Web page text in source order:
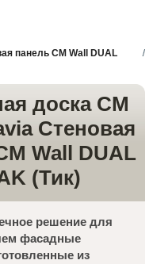
панель CM Wall DUAL
доска CM
Стеновая
Wall DUAL
(Тик)
решение для
фасадные
из